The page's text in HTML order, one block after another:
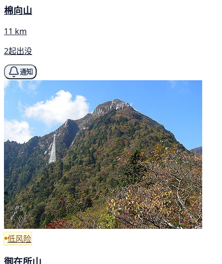
棉向山
11 km
2起出没
通知
低风险
御在所山